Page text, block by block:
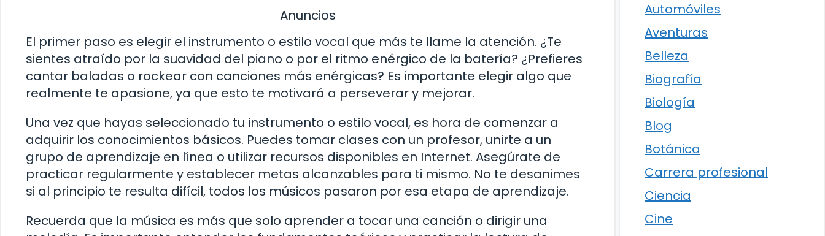
Anuncios
El primer paso es elegir el instrumento o estilo vocal que más te llame la atención. ¿Te
sientes atraído por la suavidad del piano o por el ritmo enérgico de la batería? ¿Prefieres
cantar baladas o rockear con canciones más enérgicas? Es importante elegir algo que
realmente te apasione, ya que esto te motivará a perseverar y mejorar.
Una vez que hayas seleccionado tu instrumento o estilo vocal, es hora de comenzar a
adquirir los conocimientos básicos. Puedes tomar clases con un profesor, unirte a un
grupo de aprendizaje en línea o utilizar recursos disponibles en Internet. Asegúrate de
practicar regularmente y establecer metas alcanzables para ti mismo. No te desanimes
si al principio te resulta difícil, todos los músicos pasaron por esa etapa de aprendizaje.
Recuerda que la música es más que solo aprender a tocar una canción o dirigir una
Automóviles
Aventuras
Belleza
Biografía
Biología
Blog
Botánica
Carrera profesional
Ciencia
Cine